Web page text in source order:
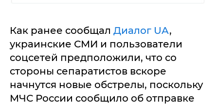
Как ранее сообщал Диалог UA,
украинские СМИ и пользователи
соцсетей предположили, что со
стороны сепаратистов вскоре
начнутся новые обстрелы, поскольку
МЧС России сообщило об отправке